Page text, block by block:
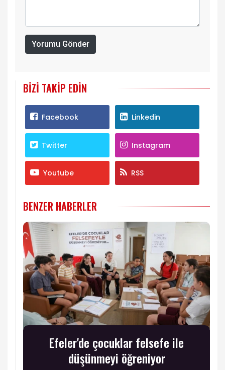
Yorumu Gönder
BIZI TAKIP EDIN
Facebook Linkedin
Twitter Instagram
Youtube RSS
BENZER HABERLER
Efeler'de çocuklar felsefe ile
düşünmeyi öğreniyor